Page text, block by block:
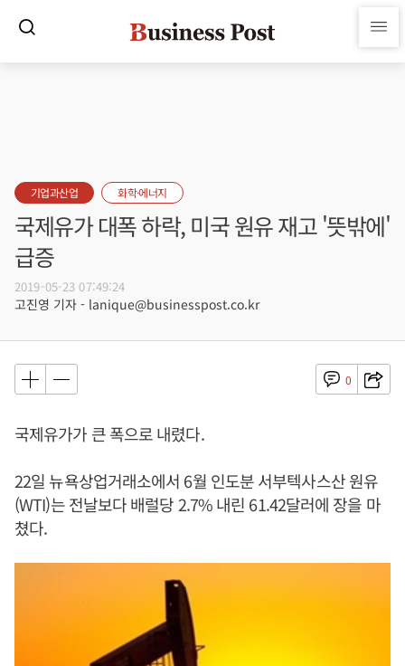
기업과산업 화학·에너지
국제유가 대폭 하락, 미국 원유 재고 '뜻밖에'
급증
2019-05-23 07:49:24
고진영 기자 - lanique@businesspost.co.kr
0
국제유가가 큰 폭으로 내렸다.
22일 뉴욕상업거래소에서 6월 인도분 서부텍사스산 원유
(WTI)는 전날보다 배럴당 2.7% 내린 61.42달러에 장을 마
쳤다.